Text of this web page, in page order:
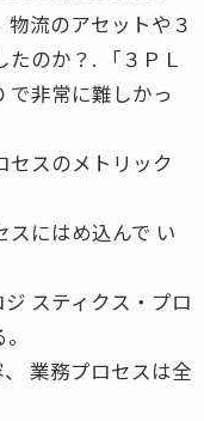
物流のアセットや３
のか？. 「３ＰＬ
で非常に難しかっ
セスのメトリック
にはめ込んで い
スティクス・プロ
業務プロセスは全